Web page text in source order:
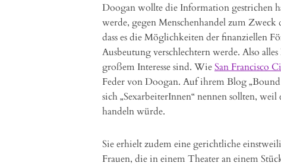
Doogan wollte die Information gestrichen
werde, gegen Menschenhandel zum
dass es die Möglichkeiten der finanziellen
Ausbeutung verschlechtern werde. Also
großem Interesse sind. WieSan Francisco
Feder von Doogan. Auf ihrem Blog
sich „SexarbeiterInnen“ nennen sollten,
handeln würde.
Sie erhielt zudem eine gerichtliche
Frauen, die in einem Theater an einem